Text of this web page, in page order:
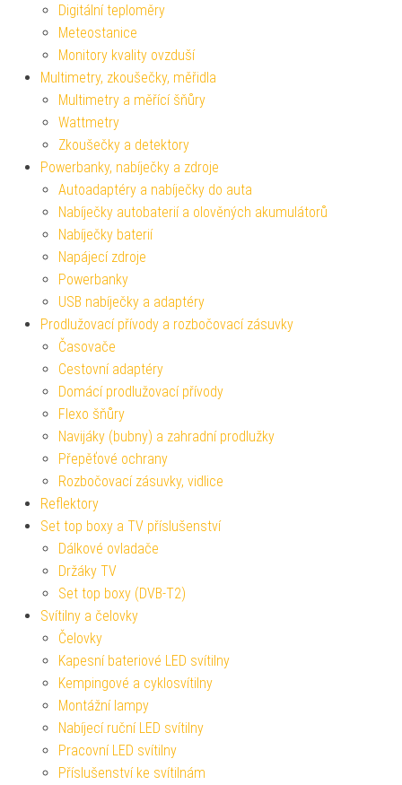
Digitální teploměry
Meteostanice
Monitory kvality ovzduší
Multimetry, zkoušečky, měřidla
Multimetry a měřící šňůry
Wattmetry
Zkoušečky a detektory
Powerbanky, nabíječky a zdroje
Autoadaptéry a nabíječky do auta
Nabíječky autobaterií a olověných akumulátorů
Nabíječky baterií
Napájecí zdroje
Powerbanky
USB nabíječky a adaptéry
Prodlužovací přívody a rozbočovací zásuvky
Časovače
Cestovní adaptéry
Domácí prodlužovací přívody
Flexo šňůry
Navijáky (bubny) a zahradní prodlužky
Přepěťové ochrany
Rozbočovací zásuvky, vidlice
Reflektory
Set top boxy a TV příslušenství
Dálkové ovladače
Držáky TV
Set top boxy (DVB-T2)
Svítilny a čelovky
Čelovky
Kapesní bateriové LED svítilny
Kempingové a cyklosvítilny
Montážní lampy
Nabíjecí ruční LED svítilny
Pracovní LED svítilny
Příslušenství ke svítilnám